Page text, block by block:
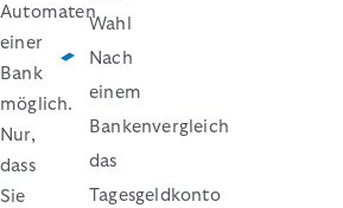
Automaten
einer
Bank
möglich.
Nur,
dass
Sie
Wahl
Nach
einem
Bankenvergleich
das
Tagesgeldkonto